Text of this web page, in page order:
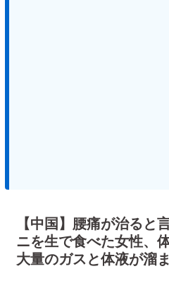
【中国】腰痛が治ると
ニを生で食べた女性、
大量のガスと体液が溜